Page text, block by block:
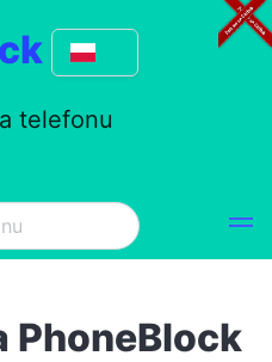
telefonu
PhoneBlock